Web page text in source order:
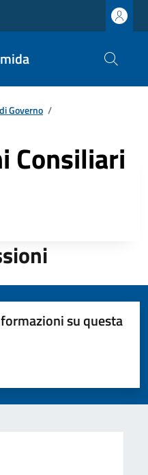
Governo /
Consiliari
su questa
5